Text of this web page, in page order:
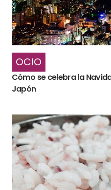
OCIO
Cómo se celebra la
Japón